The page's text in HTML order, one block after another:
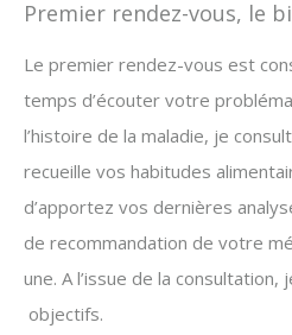
Premier rendez-vous, le
Le premier rendez-vous est
temps d’écouter votre
l’histoire de la maladie, je
recueille vos habitudes
d’apportez vos dernières
de recommandation de votre
une. A l’issue de la consultation,
objectifs.